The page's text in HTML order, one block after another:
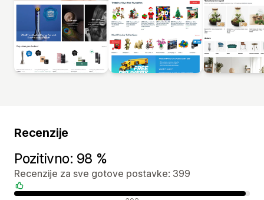
Recenzije
Pozitivno: 98 %
Recenzije za sve gotove postavke: 399